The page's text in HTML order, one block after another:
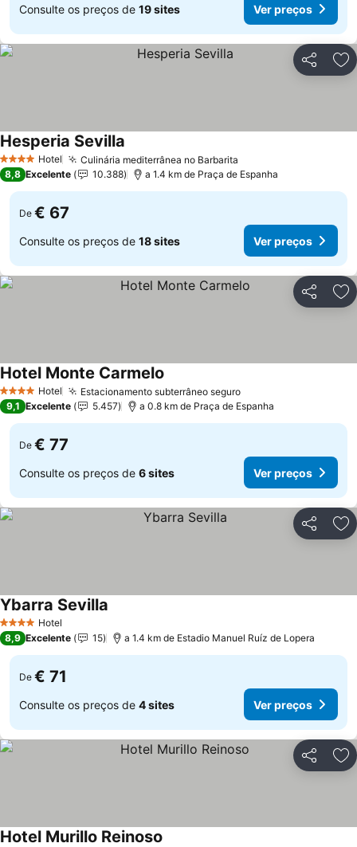
Consulte os preços de 19 sites Ver preços
Partilhar
4 EstrelasHotel Culinária mediterrânea no Barbarita
Hesperia Sevilla
8,8 Excelente 10.388 a 1.4 km de Praça de Espanha
De € 67
Consulte os preços de 18 sites Ver preços
Partilhar
4 EstrelasHotel Estacionamento subterrâneo seguro
Hotel Monte Carmelo
9,1 Excelente 5.457 a 0.8 km de Praça de Espanha
De € 77
Consulte os preços de 6 sites Ver preços
Partilhar
4 EstrelasHotel
Ybarra Sevilla
8,9 Excelente 15 a 1.4 km de Estadio Manuel Ruíz de Lopera
De € 71
Consulte os preços de 4 sites Ver preços
Partilhar
Hotel Murillo Reinoso